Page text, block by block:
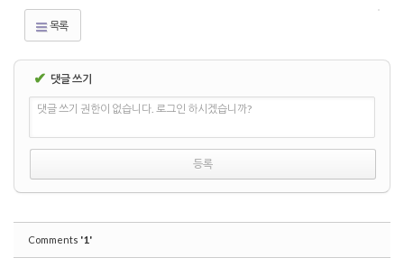
목록
✔ 댓글 쓰기
댓글 쓰기 권한이 없습니다. 로그인 하시겠습니까?
Comments '1'